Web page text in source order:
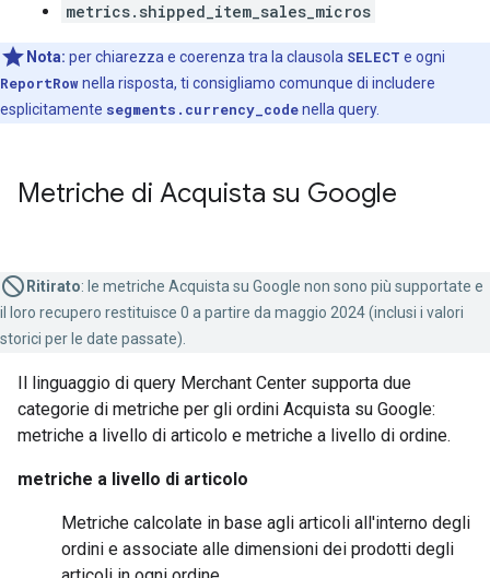
metrics.shipped_item_sales_micros
Nota: per chiarezza e coerenza tra la clausola SELECT e ogni
ReportRownella risposta, ti consigliamo comunque di includere
esplicitamente segments.currency_codenella query.
Metriche di Acquista su Google
Ritirato: le metriche Acquista su Google non sono più supportate e
il loro recupero restituisce 0 a partire da maggio 2024 (inclusi i valori
storici per le date passate).
Il linguaggio di query Merchant Center supporta due
categorie di metriche per gli ordini Acquista su Google:
metriche a livello di articolo e metriche a livello di ordine.
metriche a livello di articolo
Metriche calcolate in base agli articoli all'interno degli
ordini e associate alle dimensioni dei prodotti degli